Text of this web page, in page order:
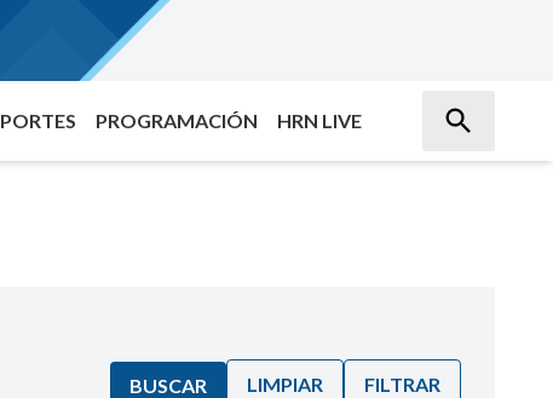
PROGRAMACIÓN HRN LIVE
BUSCAR LIMPIAR FILTRAR